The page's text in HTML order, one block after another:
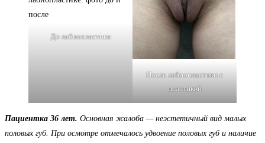
До лабиопластики
После лабиопластики с
пластикой
Пациентка 36 лет. Основная жалоба — неэстетичный вид малых
половых губ. При осмотре отмечалось удвоение половых губ и наличие